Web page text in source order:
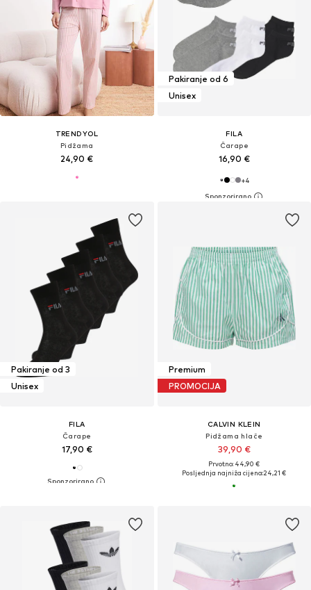
TRENDYOL
Pidžama
24,90 €
Pakiranje od 6
Unisex
FILA
Čarape
16,90 €
+4
Pakiranje od 3
Unisex
FILA
Čarape
17,90 €
Premium
PROMOCIJA
CALVIN KLEIN
Pidžama hlače
39,90 €
Prvotno: 44,90 €
Posljednja najniža cijena:24,21 €